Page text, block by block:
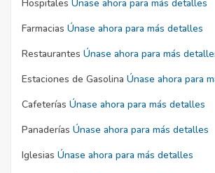
Hospitales Únase ahora para más detalles
Farmacias Únase ahora para más detalles
Restaurantes Únase ahora para más
Estaciones de Gasolina Únase ahora para
Cafeterías Únase ahora para más detalles
Panaderías Únase ahora para más detalles
Iglesias Únase ahora para más detalles